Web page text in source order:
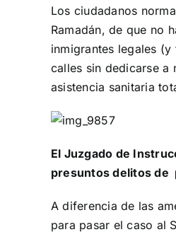
Los ciudadanos
Ramadán, de que no
inmigrantes legales
calles sin dedicarse a
asistencia sanitaria
El Juzgado de
presuntos delitos de
A diferencia de las
para pasar el caso al